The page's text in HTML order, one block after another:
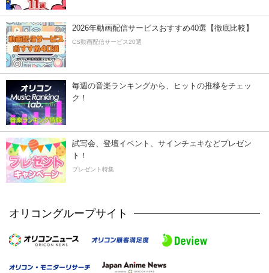
2026年動画配信サービスおすすめ40選【徹底比較】
CS動画配信サービス20選
毎週の音楽ランキングから、ヒットの推移をチェッ
ク！
試写会、登壇イベント、サインチェキなどプレゼン
ト！
プレゼント特集
オリコングループサイト